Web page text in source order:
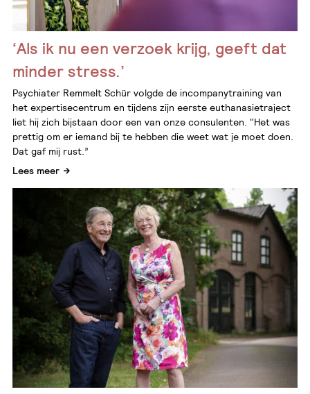
‘Als ik nu een verzoek krijg, geeft dat
minder stress.’
Psychiater Remmelt Schür volgde de incompanytraining van
het expertisecentrum en tijdens zijn eerste euthanasietraject
liet hij zich bijstaan door een van onze consulenten. "Het was
prettig om er iemand bij te hebben die weet wat je moet doen.
Dat gaf mij rust.”
Lees meer